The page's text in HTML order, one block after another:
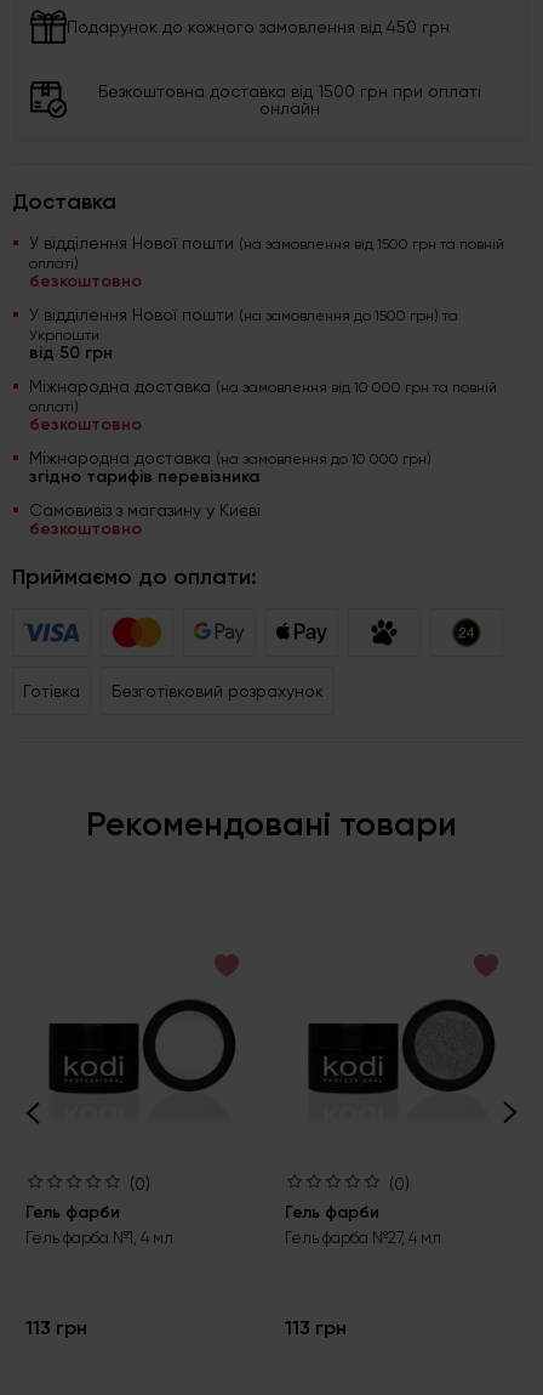
Подарунок до кожного замовлення від 450 грн
Безкоштовна доставка від 1500 грн при оплаті
онлайн
Доставка
У відділення Нової пошти (на замовлення від 1500 грн та повній
оплаті)
безкоштовно
У відділення Нової пошти (на замовлення до 1500 грн) та
Укрпошти
від 50 грн
Міжнародна доставка (на замовлення від 10 000 грн та повній
оплаті)
безкоштовно
Міжнародна доставка (на замовлення до 10 000 грн)
згідно тарифів перевізника
Самовивіз з магазину у Києві
безкоштовно
Приймаємо до оплати:
Готівка Безготівковий розрахунок
Рекомендовані товари
(0)
Гель фарби
Гель фарба №1, 4 мл
113 грн
(0)
Гель фарби
Гель фарба №27, 4 мл
113 грн